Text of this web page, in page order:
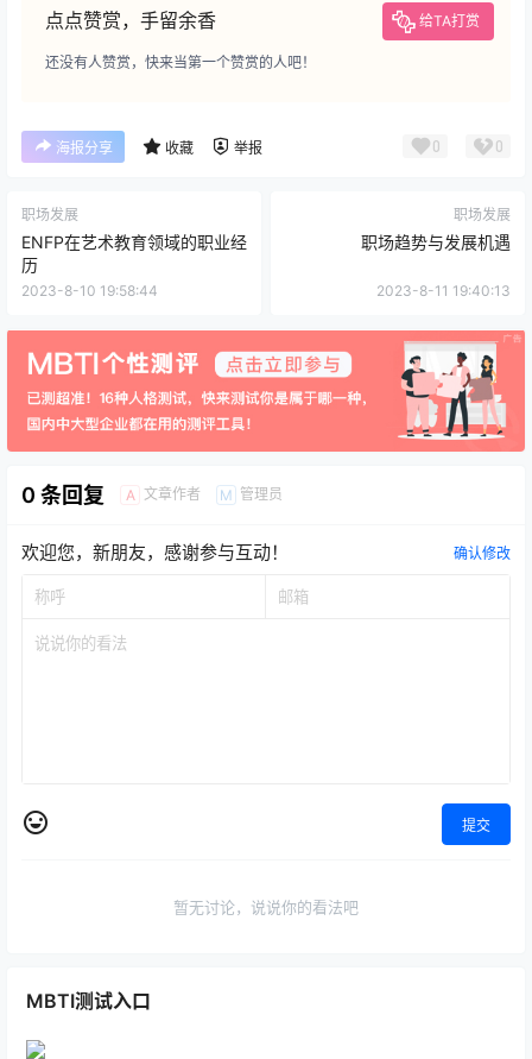
点点赞赏，手留余香 给TA打赏
还没有人赞赏，快来当第一个赞赏的人吧！
海报分享 收藏 举报 0 0
职场发展
ENFP在艺术教育领域的职业经
历
2023-8-10 19:58:44
职场发展
职场趋势与发展机遇
2023-8-11 19:40:13
0 条回复 A 文章作者 M 管理员
欢迎您，新朋友，感谢参与互动！ 确认修改
提交
暂无讨论，说说你的看法吧
MBTI测试入口